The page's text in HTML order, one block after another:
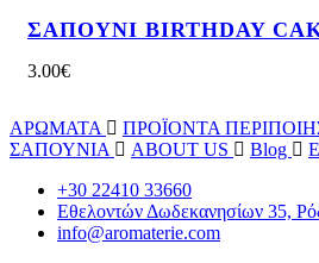
ΣΑΠΟΥΝΙ BIRTHDAY
3.00€
ΑΡΩΜΑΤΑ ΠΡΟΪΟΝΤΑ
ΣΑΠΟΥΝΙΑ
ABOUT US Blog
+30 22410 33660
Εθελοντών Δωδεκανησίων 35,
info@aromaterie.com